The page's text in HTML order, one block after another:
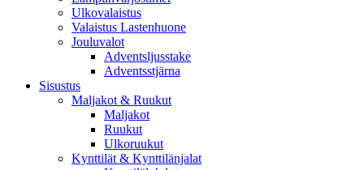
Ulkovalaistus
Valaistus Lastenhuone
Jouluvalot
Adventsljusstake
Adventsstjärna
Sisustus
Maljakot & Ruukut
Maljakot
Ruukut
Ulkoruukut
Kynttilät & Kynttilänjalat